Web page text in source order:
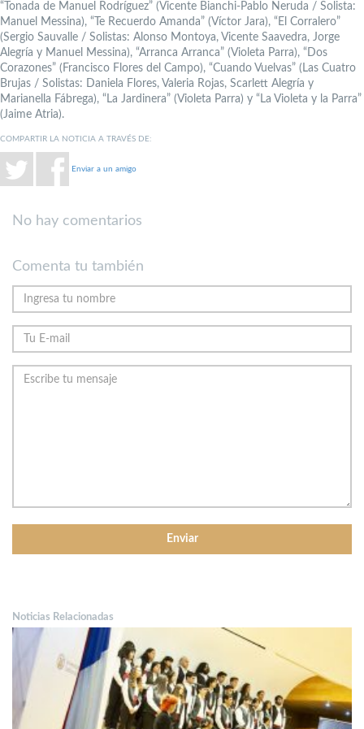
“Tonada de Manuel Rodríguez” (Vicente Bianchi-Pablo Neruda / Solista:
Manuel Messina), “Te Recuerdo Amanda” (Víctor Jara), “El Corralero”
(Sergio Sauvalle / Solistas: Alonso Montoya, Vicente Saavedra, Jorge
Alegría y Manuel Messina), “Arranca Arranca” (Violeta Parra), “Dos
Corazones” (Francisco Flores del Campo), “Cuando Vuelvas” (Las Cuatro
Brujas / Solistas: Daniela Flores, Valeria Rojas, Scarlett Alegría y
Marianella Fábrega), “La Jardinera” (Violeta Parra) y “La Violeta y la Parra”
(Jaime Atria).
COMPARTIR LA NOTICIA A TRAVÉS DE:
Enviar a un amigo
No hay comentarios
Comenta tu también
Noticias Relacionadas